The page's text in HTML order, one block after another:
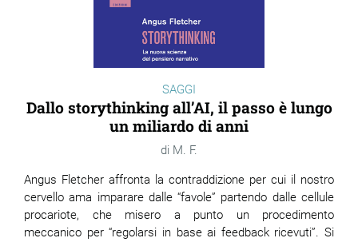
SAGGI
Dallo storythinking all’AI, il passo è lungo
un miliardo di anni
M. F.
Angus Fletcher affronta la contraddizione per cui il nostro
cervello ama imparare dalle “favole” partendo dalle cellule
procariote, che misero a punto un procedimento
meccanico per “regolarsi in base ai feedback ricevuti”. Si